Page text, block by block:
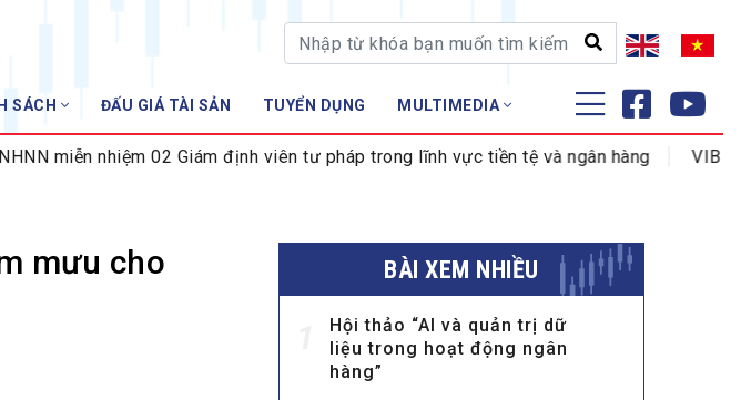
SÁCH ĐẤU GIÁ TÀI SẢN TUYỂN DỤNG MULTIMEDIA
HỘI VIÊN
ĐÀO TẠO - NGHIÊN CỨU
nhiệm 02 Giám định viên tư pháp trong lĩnh vực tiền tệ và ngân hàng VIB đổi tên
mưu cho
BÀI XEM NHIỀU
Hội thảo “AI và quản trị dữ
liệu trong hoạt động ngân
hàng”